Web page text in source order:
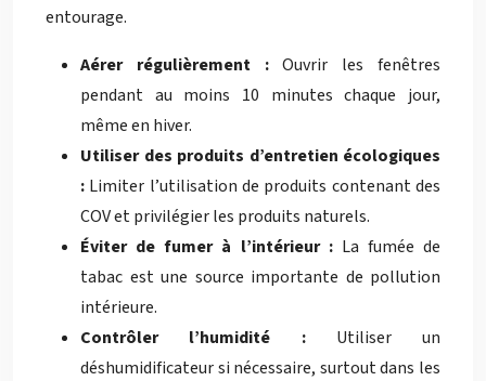
entourage.
Aérer régulièrement :Ouvrir les fenêtres
pendant au moins 10 minutes chaque jour,
même en hiver.
Utiliser des produits d’entretien écologiques
: Limiter l’utilisation de produits contenant des
COV et privilégier les produits naturels.
Éviter de fumer à l’intérieur : La fumée de
tabac est une source importante de pollution
intérieure.
Contrôler l’humidité : Utiliser un
déshumidificateur si nécessaire, surtout dans les